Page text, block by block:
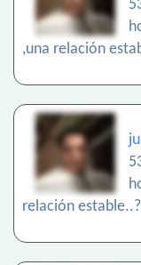
,una relación
relación